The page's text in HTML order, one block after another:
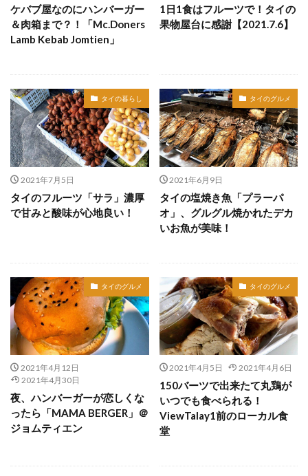
ケバブ屋なのにハンバーガー
＆肉箱まで？！「Mc.Doners
Lamb Kebab Jomtien」
1日1食はフルーツで！タイの
果物屋台に感謝【2021.7.6】
タイの暮らし
2021年7月5日
タイのフルーツ「サラ」濃厚
で甘みと酸味が心地良い！
タイのグルメ
2021年6月9日
タイの塩焼き魚「プラーパ
オ」、グルグル焼かれたデカ
いお魚が美味！
タイのグルメ
2021年4月12日
2021年4月30日
夜、ハンバーガーが恋しくな
ったら「MAMA BERGER」＠
ジョムティエン
タイのグルメ
2021年4月5日 2021年4月6日
150バーツで出来たて丸鶏が
いつでも食べられる！
ViewTalay1前のローカル食
堂